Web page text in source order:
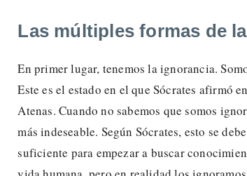
Las múltiples formas de
En primer lugar, tenemos la ignorancia.
Este es el estado en el que Sócrates afirmó
Atenas. Cuando no sabemos que somos
más indeseable. Según Sócrates, esto se
suficiente para empezar a buscar